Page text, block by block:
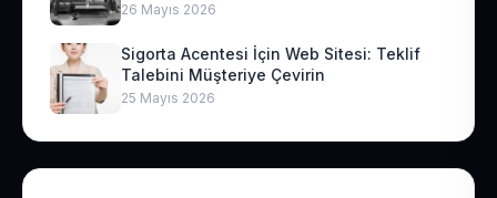
26 Mayıs 2026
Sigorta Acentesi İçin Web Sitesi: Teklif
Talebini Müşteriye Çevirin
25 Mayıs 2026